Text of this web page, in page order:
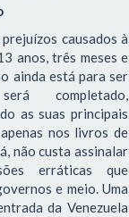
causados à
anos, três meses e
ainda está para ser
completado,
as suas principais
nos livros de
não custa assinalar
erráticas que
e meio. Uma
da Venezuela